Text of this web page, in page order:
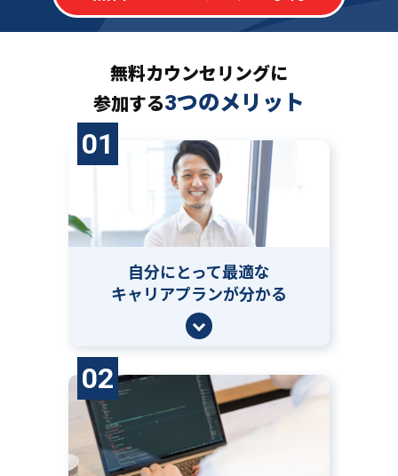
無料カウンセリングに
参加する3つのメリット
01
自分にとって最適な
キャリアプランが分かる
02